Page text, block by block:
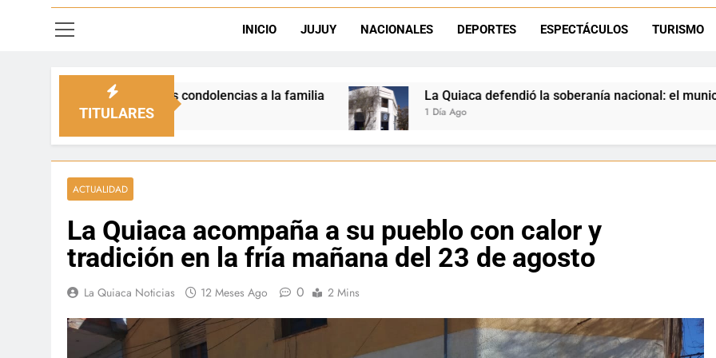
Día del Niño en La Quiaca: el municipio prepara una gran
INICIO JUJUY NACIONALES DEPORTES ESPECTÁCULOS TURISMO
TITULARES
a la familia La Quiaca defendió la soberanía nacional: el municipio rechazó la flexibilización
ACTUALIDAD
La Quiaca acompaña a su pueblo con calor y
tradición en la fría mañana del 23 de agosto
La Quiaca Noticias 12 Meses Ago 0 2 Mins